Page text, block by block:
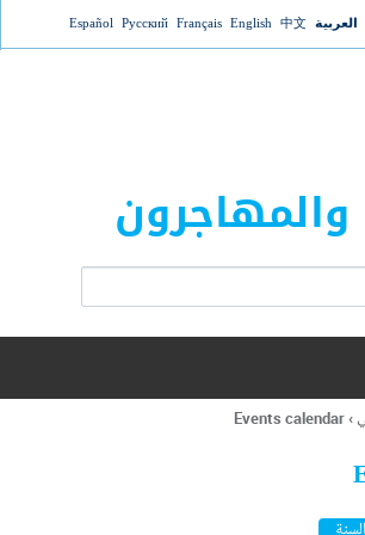
Jump to navigationالعربية 中文
English
Français
Русский
Español
والمهاجرون
›
Events calendar